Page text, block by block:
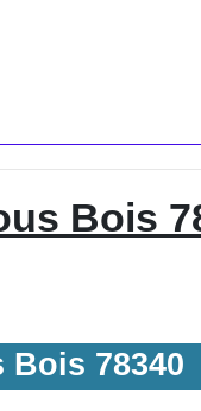
Bois
78340